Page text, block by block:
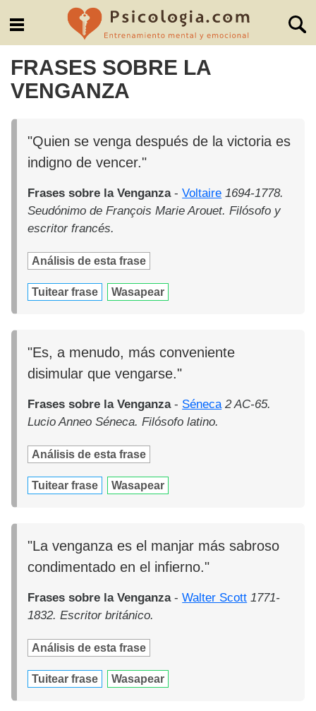
FRASES SOBRE LA
VENGANZA
"Quien se venga después de la victoria es
indigno de vencer."
Frases sobre la Venganza-Voltaire 1694-1778.
Seudónimo de François Marie Arouet. Filósofo y
escritor francés.
Análisis de esta frase
Tuitear frase Wasapear
"Es, a menudo, más conveniente
disimular que vengarse."
Frases sobre la Venganza- Séneca 2 AC-65.
Lucio Anneo Séneca. Filósofo latino.
Análisis de esta frase
Tuitear frase Wasapear
"La venganza es el manjar más sabroso
condimentado en el infierno."
Frases sobre la Venganza-Walter Scott 1771-
1832. Escritor británico.
Análisis de esta frase
Tuitear frase Wasapear